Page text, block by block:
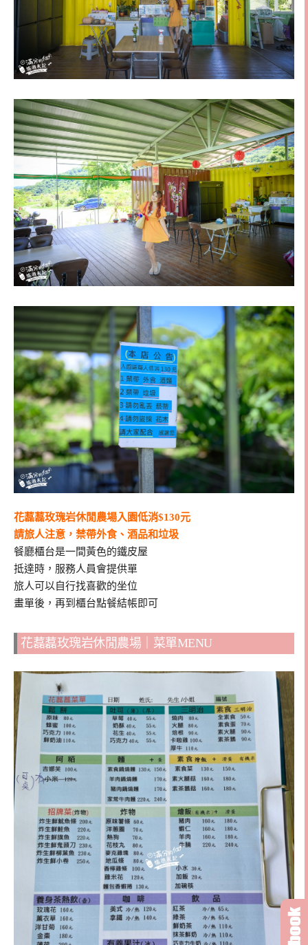
花藞藞玫瑰岩休閒農場入園低消$130元
請旅人注意，禁帶外食、酒品和垃圾
餐廳櫃台是一間黃色的鐵皮屋
抵達時，服務人員會提供單
旅人可以自行找喜歡的坐位
畫單後，再到櫃台點餐結帳即可
花藞藞玫瑰岩休閒農場｜菜單MENU